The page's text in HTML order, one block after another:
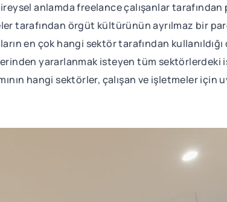
anlamda freelance çalışanlar tarafından
tarafından örgüt kültürünün ayrılmaz bir
en çok hangi sektör tarafından kullanıldığı
yararlanmak isteyen tüm sektörlerdeki
hangi sektörler, çalışan ve işletmeler için